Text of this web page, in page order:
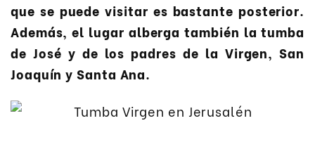
que se puede visitar es bastante posterior.
Además, el lugar alberga también la tumba
de José y de los padres de la Virgen, San
Joaquín y Santa Ana.